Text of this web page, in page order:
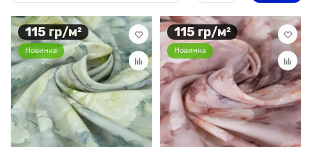
115 гр/м²
Новинка
115 гр/м²
Новинка